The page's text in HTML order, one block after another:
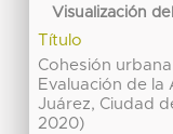
Visualización
Título
Cohesión
Evaluación de la
Juárez, Ciudad
2020)